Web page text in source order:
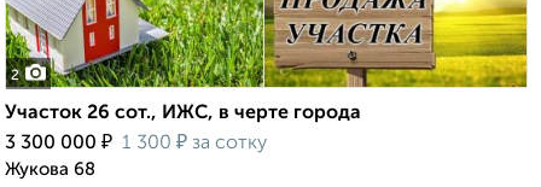
2
Участок 26 сот., ИЖС, в черте города
3 300 000 ₽ 1 300 ₽ за сотку
Жукова 68